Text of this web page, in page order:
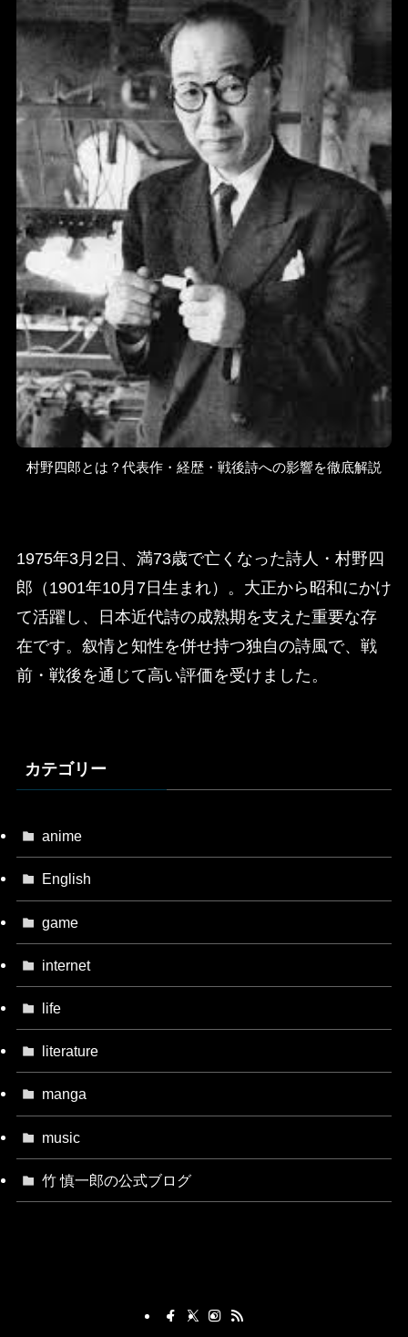
村野四郎とは？代表作・経歴・戦後詩への影響を徹底解説
1975年3月2日、満73歳で亡くなった詩人・村野四
郎（1901年10月7日生まれ）。大正から昭和にかけ
て活躍し、日本近代詩の成熟期を支えた重要な存
在です。叙情と知性を併せ持つ独自の詩風で、戦
前・戦後を通じて高い評価を受けました。
カテゴリー
anime
English
game
internet
life
literature
manga
music
竹 慎一郎の公式ブログ